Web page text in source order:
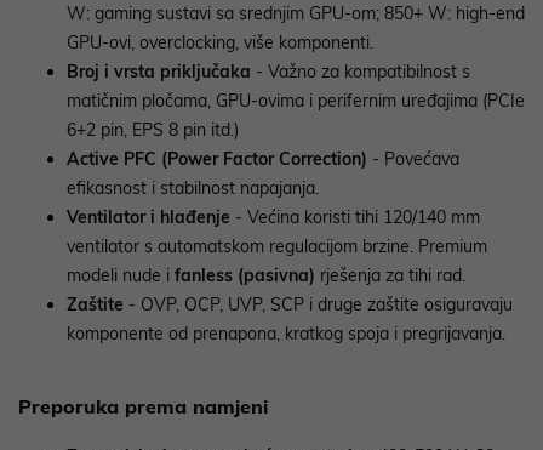
W: gaming sustavi sa srednjim GPU-om; 850+ W: high-end
GPU-ovi, overclocking, više komponenti.
Broj i vrsta priključaka - Važno za kompatibilnost s
matičnim pločama, GPU-ovima i perifernim uređajima (PCIe
6+2 pin, EPS 8 pin itd.)
Active PFC (Power Factor Correction) - Povećava
efikasnost i stabilnost napajanja.
Ventilator i hlađenje - Većina koristi tihi 120/140 mm
ventilator s automatskom regulacijom brzine. Premium
modeli nude i fanless (pasivna) rješenja za tihi rad.
Zaštite - OVP, OCP, UVP, SCP i druge zaštite osiguravaju
komponente od prenapona, kratkog spoja i pregrijavanja.
Preporuka prema namjeni